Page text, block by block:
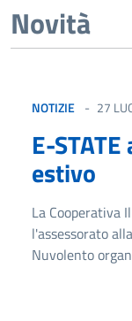
Novità
NOTIZIE 27
E-
estivo
La Cooperativa
l'assessorato
Nuvolento